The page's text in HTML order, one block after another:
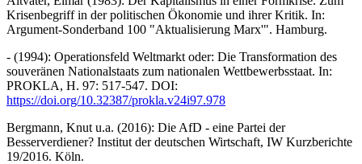
Krisenbegriff in der politischen Ökonomie und ihrer Kritik. In:
Argument-Sonderband 100 "Aktualisierung Marx'". Hamburg.
- (1994): Operationsfeld Weltmarkt oder: Die Transformation des
souveränen Nationalstaats zum nationalen Wettbewerbsstaat. In:
PROKLA, H. 97: 517-547. DOI:
https://doi.org/10.32387/prokla.v24i97.978
Bergmann, Knut u.a. (2016): Die AfD - eine Partei der
Besserverdiener? Institut der deutschen Wirtschaft, IW Kurzberichte
19/2016. Köln.